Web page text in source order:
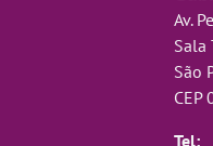
Av.
Sala
São
CEP
Tel: